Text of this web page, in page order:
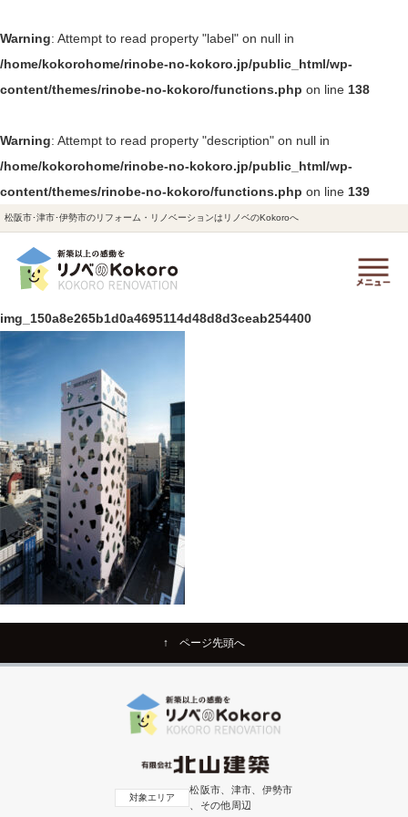
Warning: Attempt to read property "label" on null in
/home/kokorohome/rinobe-no-kokoro.jp/public_html/wp-
content/themes/rinobe-no-kokoro/functions.php on line 138
Warning: Attempt to read property "description" on null in
/home/kokorohome/rinobe-no-kokoro.jp/public_html/wp-
content/themes/rinobe-no-kokoro/functions.php on line 139
松阪市･津市･伊勢市のリフォーム・リノベーションはリノベのKokoroへ
img_150a8e265b1d0a4695114d48d8d3ceab254400
↑ ページ先頭へ
対象エリア
松阪市、津市、伊勢市
、その他周辺